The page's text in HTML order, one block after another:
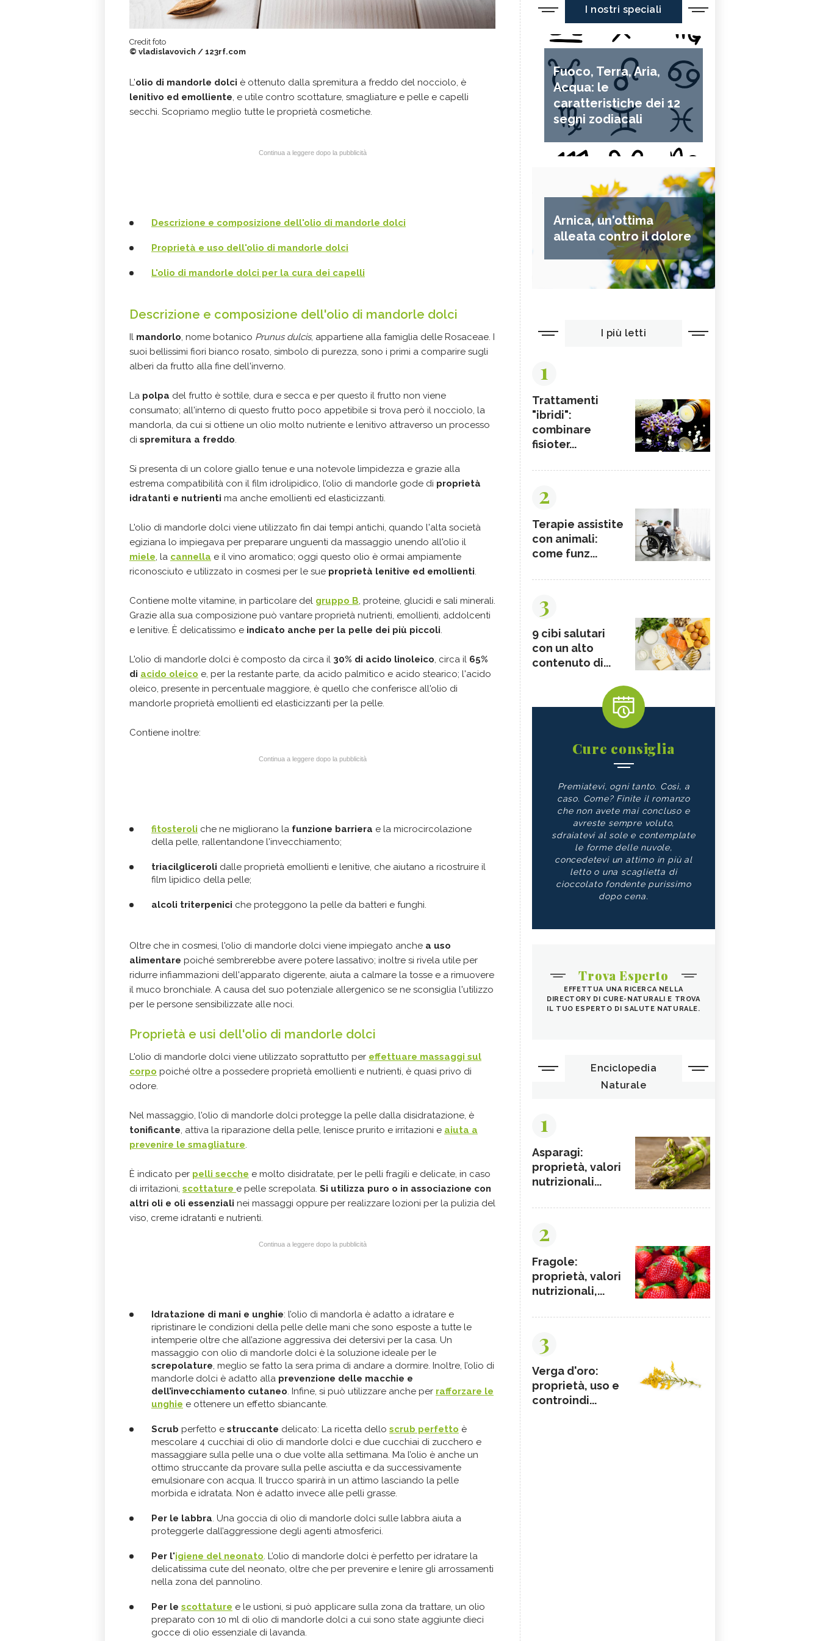
Credit foto
© vladislavovich / 123rf.com
L'olio di mandorle dolci è ottenuto dalla spremitura a freddo del nocciolo, è
lenitivo ed emolliente, e utile contro scottature, smagliature e pelle e capelli
secchi. Scopriamo meglio tutte le proprietà cosmetiche.
Continua a leggere dopo la pubblicità
Descrizione e composizione dell'olio di mandorle dolci
Proprietà e uso dell'olio di mandorle dolci
L'olio di mandorle dolci per la cura dei capelli
Descrizione e composizione dell'olio di mandorle dolci
Il mandorlo, nome botanico Prunus dulcis, appartiene alla famiglia delle Rosaceae. I
suoi bellissimi fiori bianco rosato, simbolo di purezza, sono i primi a comparire sugli
alberi da frutto alla fine dell'inverno.
La polpa del frutto è sottile, dura e secca e per questo il frutto non viene
consumato; all'interno di questo frutto poco appetibile si trova però il nocciolo, la
mandorla, da cui si ottiene un olio molto nutriente e lenitivo attraverso un processo
di spremitura a freddo.
Si presenta di un colore giallo tenue e una notevole limpidezza e grazie alla
estrema compatibilità con il film idrolipidico, l’olio di mandorle gode di proprietà
idratanti e nutrienti ma anche emollienti ed elasticizzanti.
L'olio di mandorle dolci viene utilizzato fin dai tempi antichi, quando l'alta società
egiziana lo impiegava per preparare unguenti da massaggio unendo all'olio il
miele, la cannella e il vino aromatico; oggi questo olio è ormai ampiamente
riconosciuto e utilizzato in cosmesi per le sue proprietà lenitive ed emollienti.
Contiene molte vitamine, in particolare del gruppo B, proteine, glucidi e sali minerali.
Grazie alla sua composizione può vantare proprietà nutrienti, emollienti, addolcenti
e lenitive. È delicatissimo e indicato anche per la pelle dei più piccoli.
L'olio di mandorle dolci è composto da circa il 30% di acido linoleico, circa il 65%
di acido oleico e, per la restante parte, da acido palmitico e acido stearico; l'acido
oleico, presente in percentuale maggiore, è quello che conferisce all'olio di
mandorle proprietà emollienti ed elasticizzanti per la pelle.
Contiene inoltre:
Continua a leggere dopo la pubblicità
fitosteroli che ne migliorano la funzione barriera e la microcircolazione
della pelle, rallentandone l'invecchiamento;
triacilgliceroli dalle proprietà emollienti e lenitive, che aiutano a ricostruire il
film lipidico della pelle;
alcoli triterpenici che proteggono la pelle da batteri e funghi.
Oltre che in cosmesi, l'olio di mandorle dolci viene impiegato anche a uso
alimentare poiché sembrerebbe avere potere lassativo; inoltre si rivela utile per
ridurre infiammazioni dell'apparato digerente, aiuta a calmare la tosse e a rimuovere
il muco bronchiale. A causa del suo potenziale allergenico se ne sconsiglia l'utilizzo
per le persone sensibilizzate alle noci.
Proprietà e usi dell'olio di mandorle dolci
L'olio di mandorle dolci viene utilizzato soprattutto per effettuare massaggi sul
corpo poiché oltre a possedere proprietà emollienti e nutrienti, è quasi privo di
odore.
Nel massaggio, l'olio di mandorle dolci protegge la pelle dalla disidratazione, è
tonificante, attiva la riparazione della pelle, lenisce prurito e irritazioni e aiuta a
prevenire le smagliature.
È indicato per pelli secche e molto disidratate, per le pelli fragili e delicate, in caso
di irritazioni, scottature e pelle screpolata. Si utilizza puro o in associazione con
altri oli e oli essenziali nei massaggi oppure per realizzare lozioni per la pulizia del
viso, creme idratanti e nutrienti.
Continua a leggere dopo la pubblicità
Idratazione di mani e unghie: l’olio di mandorla è adatto a idratare e
ripristinare le condizioni della pelle delle mani che sono esposte a tutte le
intemperie oltre che all’azione aggressiva dei detersivi per la casa. Un
massaggio con olio di mandorle dolci è la soluzione ideale per le
screpolature, meglio se fatto la sera prima di andare a dormire. Inoltre, l’olio di
mandorle dolci è adatto alla prevenzione delle macchie e
dell’invecchiamento cutaneo. Infine, si può utilizzare anche per rafforzare le
unghie e ottenere un effetto sbiancante.
Scrub perfetto e struccante delicato: La ricetta dello scrub perfetto è
mescolare 4 cucchiai di olio di mandorle dolci e due cucchiai di zucchero e
massaggiare sulla pelle una o due volte alla settimana. Ma l’olio è anche un
ottimo struccante da provare sulla pelle asciutta e da successivamente
emulsionare con acqua. Il trucco sparirà in un attimo lasciando la pelle
morbida e idratata. Non è adatto invece alle pelli grasse.
Per le labbra. Una goccia di olio di mandorle dolci sulle labbra aiuta a
proteggerle dall’aggressione degli agenti atmosferici.
Per l'igiene del neonato. L’olio di mandorle dolci è perfetto per idratare la
delicatissima cute del neonato, oltre che per prevenire e lenire gli arrossamenti
nella zona del pannolino.
Per le scottature e le ustioni, si può applicare sulla zona da trattare, un olio
preparato con 10 ml di olio di mandorle dolci a cui sono state aggiunte dieci
gocce di olio essenziale di lavanda.
I nostri speciali
Fuoco, Terra, Aria,
Acqua: le
caratteristiche dei 12
segni zodiacali
Arnica, un'ottima
alleata contro il dolore
I più letti
1
Trattamenti
"ibridi":
combinare
fisioter...
2
Terapie assistite
con animali:
come funz...
3
9 cibi salutari
con un alto
contenuto di...
Cure consiglia
Premiatevi, ogni tanto. Così, a
caso. Come? Finite il romanzo
che non avete mai concluso e
avreste sempre voluto,
sdraiatevi al sole e contemplate
le forme delle nuvole,
concedetevi un attimo in più al
letto o una scaglietta di
cioccolato fondente purissimo
dopo cena.
Trova Esperto
EFFETTUA UNA RICERCA NELLA
DIRECTORY DI CURE-NATURALI E TROVA
IL TUO ESPERTO DI SALUTE NATURALE.
Enciclopedia
Naturale
1
Asparagi:
proprietà, valori
nutrizionali...
2
Fragole:
proprietà, valori
nutrizionali,...
3
Verga d'oro:
proprietà, uso e
controindi...